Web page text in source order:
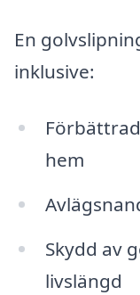
En
inklusive:
hem
Skydd av
livslängd